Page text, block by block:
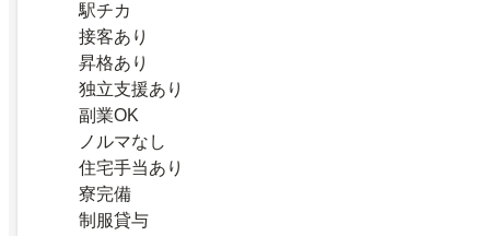
駅チカ
接客あり
昇格あり
独立支援あり
副業OK
ノルマなし
住宅手当あり
寮完備
制服貸与